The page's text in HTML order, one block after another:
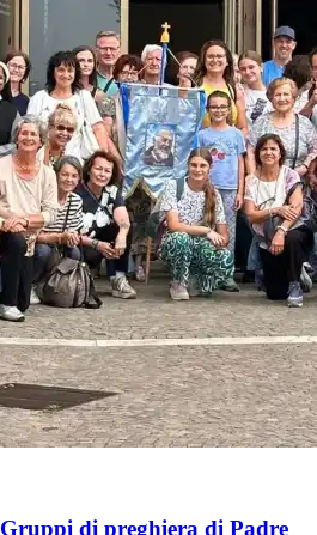
di preghiera di Padre